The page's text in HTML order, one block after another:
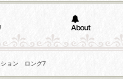
About
ション ロング7